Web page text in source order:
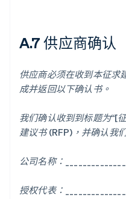
A.7 供应商确认
供应商必须在收到本征求
成并返回以下确认书。
我们确认收到到标题为“[
建议书 (RFP)，并确认我
公司名称：
授权代表：